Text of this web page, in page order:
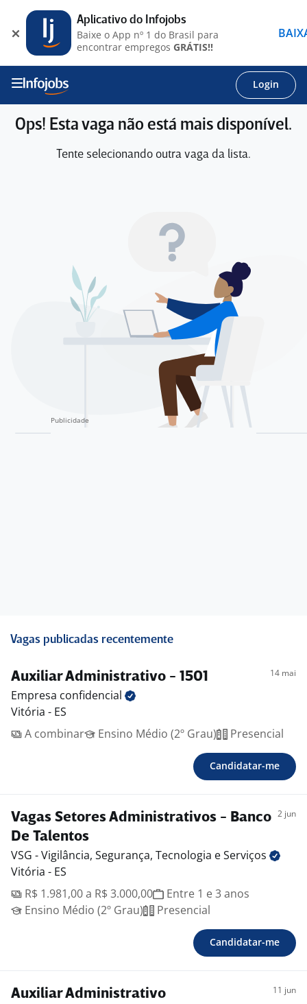
Login
Ops! Esta vaga não está mais disponível.
Tente selecionando outra vaga da lista.
Vagas publicadas recentemente
Auxiliar Administrativo - 1501 14 mai
Empresa confidencial
Vitória - ES
A combinar
Ensino Médio (2º Grau) Presencial
Candidatar-me
Vagas Setores Administrativos - Banco
De Talentos
2 jun
VSG - Vigilância, Segurança, Tecnologia eServiços
Vitória - ES
R$ 1.981,00 a R$ 3.000,00
Entre 1 e 3 anos
Ensino Médio (2º Grau)
Presencial
Candidatar-me
Auxiliar Administrativo 11 jun
Aplicativo do Infojobs
Baixe o App nº 1 do Brasil para
encontrar empregos GRÁTIS!!